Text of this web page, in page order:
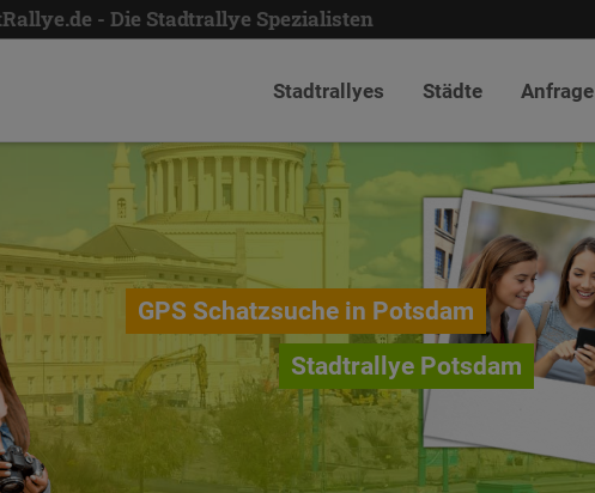
- Die Stadtrallye Spezialisten
Stadtrallyes Städte Anfrage
GPS Schatzsuche in Potsdam
Stadtrallye Potsdam